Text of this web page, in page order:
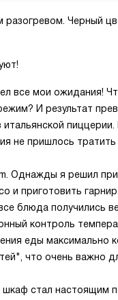
Черный
все мои ожидания!
И результат
пиццерии.
не пришлось
Однажды я решил
и приготовить
блюда получились
контроль
еды максимально
что очень важно
шкаф стал настоящим